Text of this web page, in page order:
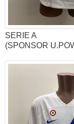
SERIE A
(SPONSOR